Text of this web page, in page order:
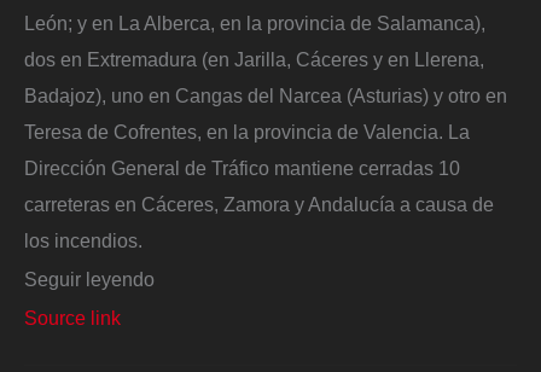
León; y en La Alberca, en la provincia de Salamanca),
dos en Extremadura (en Jarilla, Cáceres y en Llerena,
Badajoz), uno en Cangas del Narcea (Asturias) y otro en
Teresa de Cofrentes, en la provincia de Valencia. La
Dirección General de Tráfico mantiene cerradas 10
carreteras en Cáceres, Zamora y Andalucía a causa de
los incendios.
Seguir leyendo
Source link